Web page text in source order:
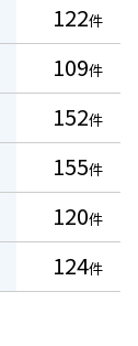
122件
109件
152件
155件
120件
124件